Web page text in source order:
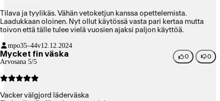
Tilava ja tyylikäs. Vähän vetoketjun kanssa opettelemista.
Laadukkaan oloinen. Nyt ollut käytössä vasta pari kertaa mutta
toivon että tälle tulee vielä vuosien ajaksi paljon käyttöä.
mpo35–44v12.12.2024
Mycket fin väska
Arvosana 5/5
0 0
Vacker välgjord läderväska